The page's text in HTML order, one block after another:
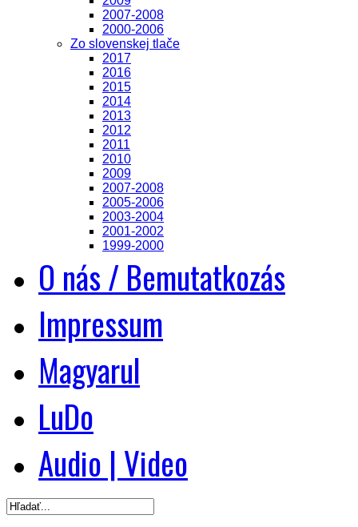
2007-2008
2000-2006
Zo slovenskej tlače
2017
2016
2015
2014
2013
2012
2011
2010
2009
2007-2008
2005-2006
2003-2004
2001-2002
1999-2000
O nás / Bemutatkozás
Impressum
Magyarul
LuDo
Audio | Video